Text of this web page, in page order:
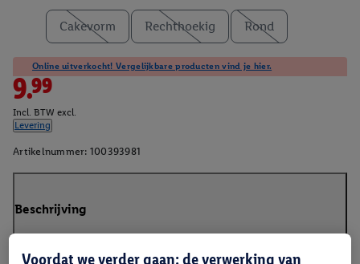
Cakevorm Rechthoekig Rond
Online uitverkocht! Vergelijkbare producten vind je hier.
9.99
Incl. BTW excl.
Levering
Artikelnummer: 100393981
Beschrijving
Voordat we verder gaan: de verwerking van